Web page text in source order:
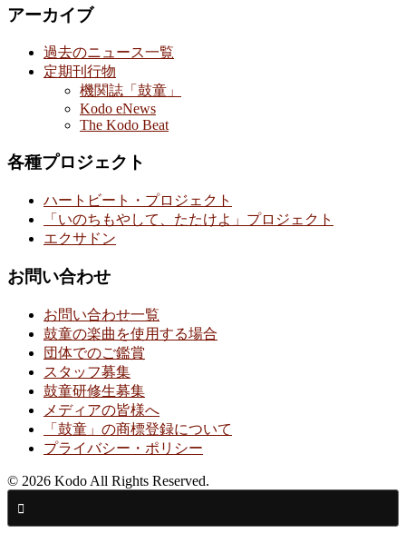
アーカイブ
過去のニュース一覧
定期刊行物
機関誌「鼓童」
Kodo eNews
The Kodo Beat
各種プロジェクト
ハートビート・プロジェクト
「いのちもやして、たたけよ」プロジェクト
エクサドン
お問い合わせ
お問い合わせ一覧
鼓童の楽曲を使用する場合
団体でのご鑑賞
スタッフ募集
鼓童研修生募集
メディアの皆様へ
「鼓童」の商標登録について
プライバシー・ポリシー
© 2026 Kodo All Rights Reserved.